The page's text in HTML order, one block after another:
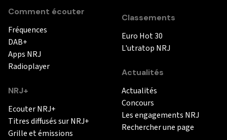
Comment écouter
Fréquences
DAB+
Apps NRJ
Radioplayer
NRJ+
Ecouter NRJ+
Titres diffusés sur NRJ+
Grille et émissions
Classements
Euro Hot 30
L'utratop NRJ
Actualités
Actualités
Concours
Les engagements NRJ
Rechercher une page